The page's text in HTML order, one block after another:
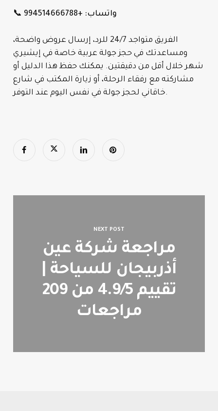
📞 واتساب: +994514666788
الفريق متواجد 24/7 للرد، إرسال عروض واضحة،
ومساعدتك في حجز جولة عربية خاصة في إيشيري
شهر خلال أقل من دقيقتين. يمكنك حفظ هذا الدليل أو
مشاركته مع رفقاء الرحلة، أو زيارة المكتب في شارع
خاقاني لحجز جولة في نفس اليوم عند التوفر.
NEXT POST
مراجعة شركة عين
أذربيجان للسياحة |
تقييم 4.9/5 من 209
مراجعات